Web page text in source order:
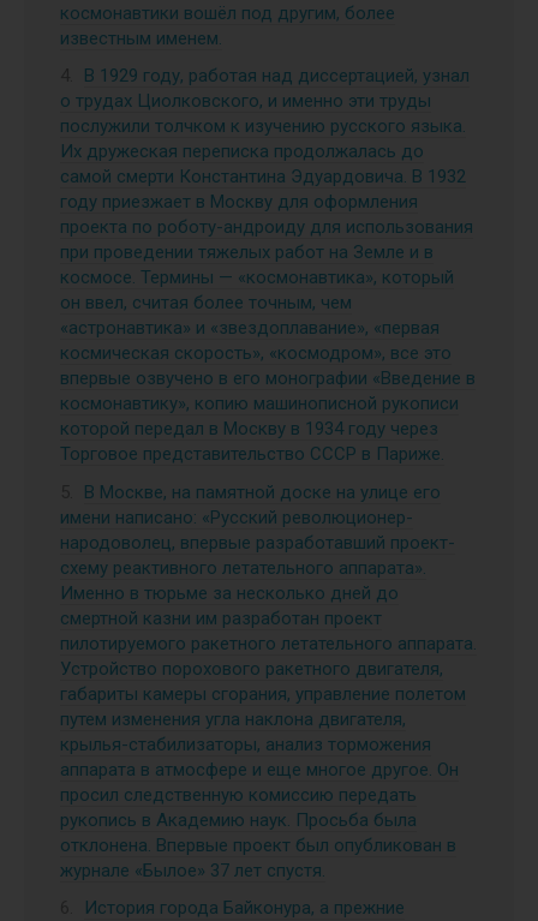
космонавтики вошёл под другим, более
известным именем.
В 1929 году, работая над диссертацией, узнал
о трудах Циолковского, и именно эти труды
послужили толчком к изучению русского языка.
Их дружеская переписка продолжалась до
самой смерти Константина Эдуардовича. В 1932
году приезжает в Москву для оформления
проекта по роботу-андроиду для использования
при проведении тяжелых работ на Земле и в
космосе. Термины — «космонавтика», который
он ввел, считая более точным, чем
«астронавтика» и «звездоплавание», «первая
космическая скорость», «космодром», все это
впервые озвучено в его монографии «Введение в
космонавтику», копию машинописной рукописи
которой передал в Москву в 1934 году через
Торговое представительство СССР в Париже.
В Москве, на памятной доске на улице его
имени написано: «Русский революционер-
народоволец, впервые разработавший проект-
схему реактивного летательного аппарата».
Именно в тюрьме за несколько дней до
смертной казни им разработан проект
пилотируемого ракетного летательного аппарата.
Устройство порохового ракетного двигателя,
габариты камеры сгорания, управление полетом
путем изменения угла наклона двигателя,
крылья-стабилизаторы, анализ торможения
аппарата в атмосфере и еще многое другое. Он
просил следственную комиссию передать
рукопись в Академию наук. Просьба была
отклонена. Впервые проект был опубликован в
журнале «Былое» 37 лет спустя.
История города Байконура, а прежние